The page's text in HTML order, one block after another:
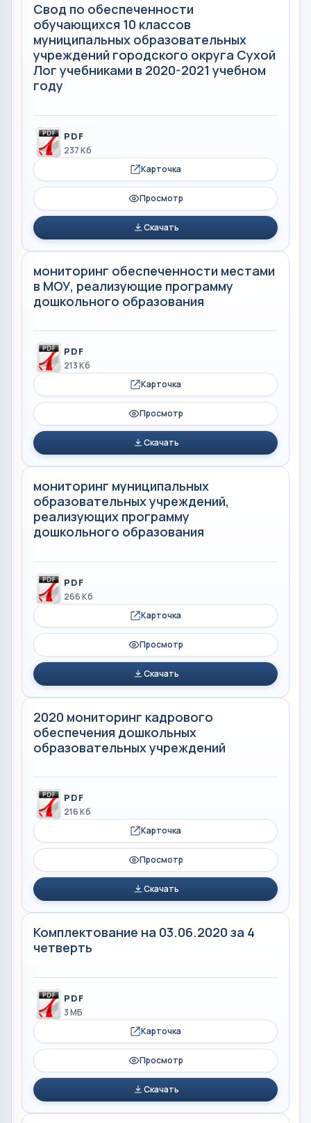
Свод по обеспеченности
обучающихся 10 классов
муниципальных образовательных
учреждений городского округа Сухой
Лог учебниками в 2020-2021 учебном
году
PDF
237 Кб
Карточка
Просмотр
Скачать
мониторинг обеспеченности местами
в МОУ, реализующие программу
дошкольного образования
PDF
213 Кб
Карточка
Просмотр
Скачать
мониторинг муниципальных
образовательных учреждений,
реализующих программу
дошкольного образования
PDF
266 Кб
Карточка
Просмотр
Скачать
2020 мониторинг кадрового
обеспечения дошкольных
образовательных учреждений
PDF
216 Кб
Карточка
Просмотр
Скачать
Комплектование на 03.06.2020 за 4
четверть
PDF
3 МБ
Карточка
Просмотр
Скачать